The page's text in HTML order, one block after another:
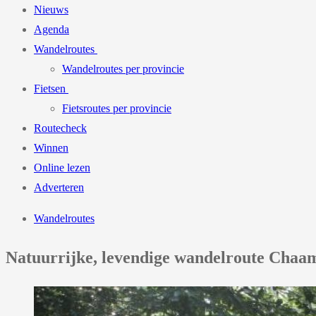
Nieuws
Agenda
Wandelroutes
Wandelroutes per provincie
Fietsen
Fietsroutes per provincie
Routecheck
Winnen
Online lezen
Adverteren
Wandelroutes
Natuurrijke, levendige wandelroute